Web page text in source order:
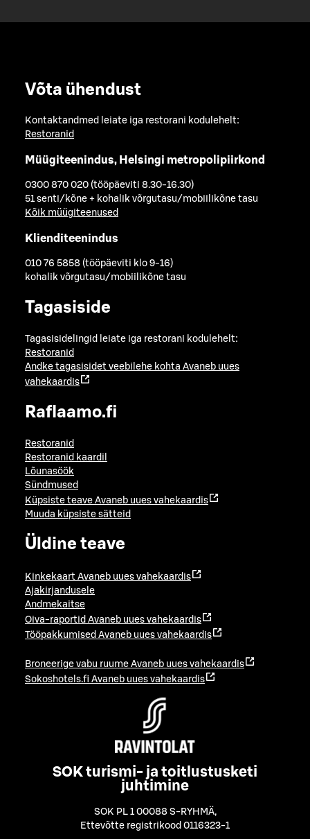
Võta ühendust
Kontaktandmed leiate iga restorani kodulehelt:
Restoranid
Müügiteenindus, Helsingi metropolipiirkond
0300 870 020 (tööpäeviti 8.30-16.30)
51 senti/kõne + kohalik võrgutasu/mobiilikõne tasu
Kõik müügiteenused
Klienditeenindus
010 76 5858 (tööpäeviti klo 9-16)
kohalik võrgutasu/mobiilikõne tasu
Tagasiside
Tagasisidelingid leiate iga restorani kodulehelt:
Restoranid
Andke tagasisidet veebilehe kohta Avaneb uues
vahekaardis
Raflaamo.fi
Restoranid
Restoranid kaardil
Lõunasöök
Sündmused
Küpsiste teave Avaneb uues vahekaardis
Muuda küpsiste sätteid
Üldine teave
Kinkekaart Avaneb uues vahekaardis
Ajakirjandusele
Andmekaitse
Oiva-raportid Avaneb uues vahekaardis
Tööpakkumised Avaneb uues vahekaardis
Broneerige vabu ruume Avaneb uues vahekaardis
Sokoshotels.fi Avaneb uues vahekaardis
SOK turismi- ja toitlustusketi
juhtimine
SOK PL 1 00088 S-RYHMÄ,
Ettevõtte registrikood 0116323-1